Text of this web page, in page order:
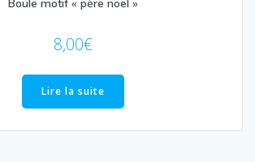
Boule motif « père noël »
8,00€
Lire la suite